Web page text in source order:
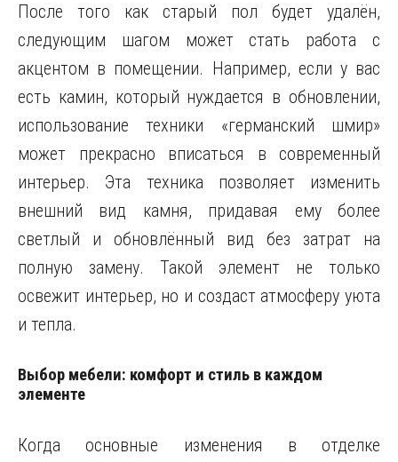
После того как старый пол будет удалён,
следующим шагом может стать работа с
акцентом в помещении. Например, если у вас
есть камин, который нуждается в обновлении,
использование техники «германский шмир»
может прекрасно вписаться в современный
интерьер. Эта техника позволяет изменить
внешний вид камня, придавая ему более
светлый и обновлённый вид без затрат на
полную замену. Такой элемент не только
освежит интерьер, но и создаст атмосферу уюта
и тепла.
Выбор мебели: комфорт и стиль в каждом
элементе
Когда основные изменения в отделке